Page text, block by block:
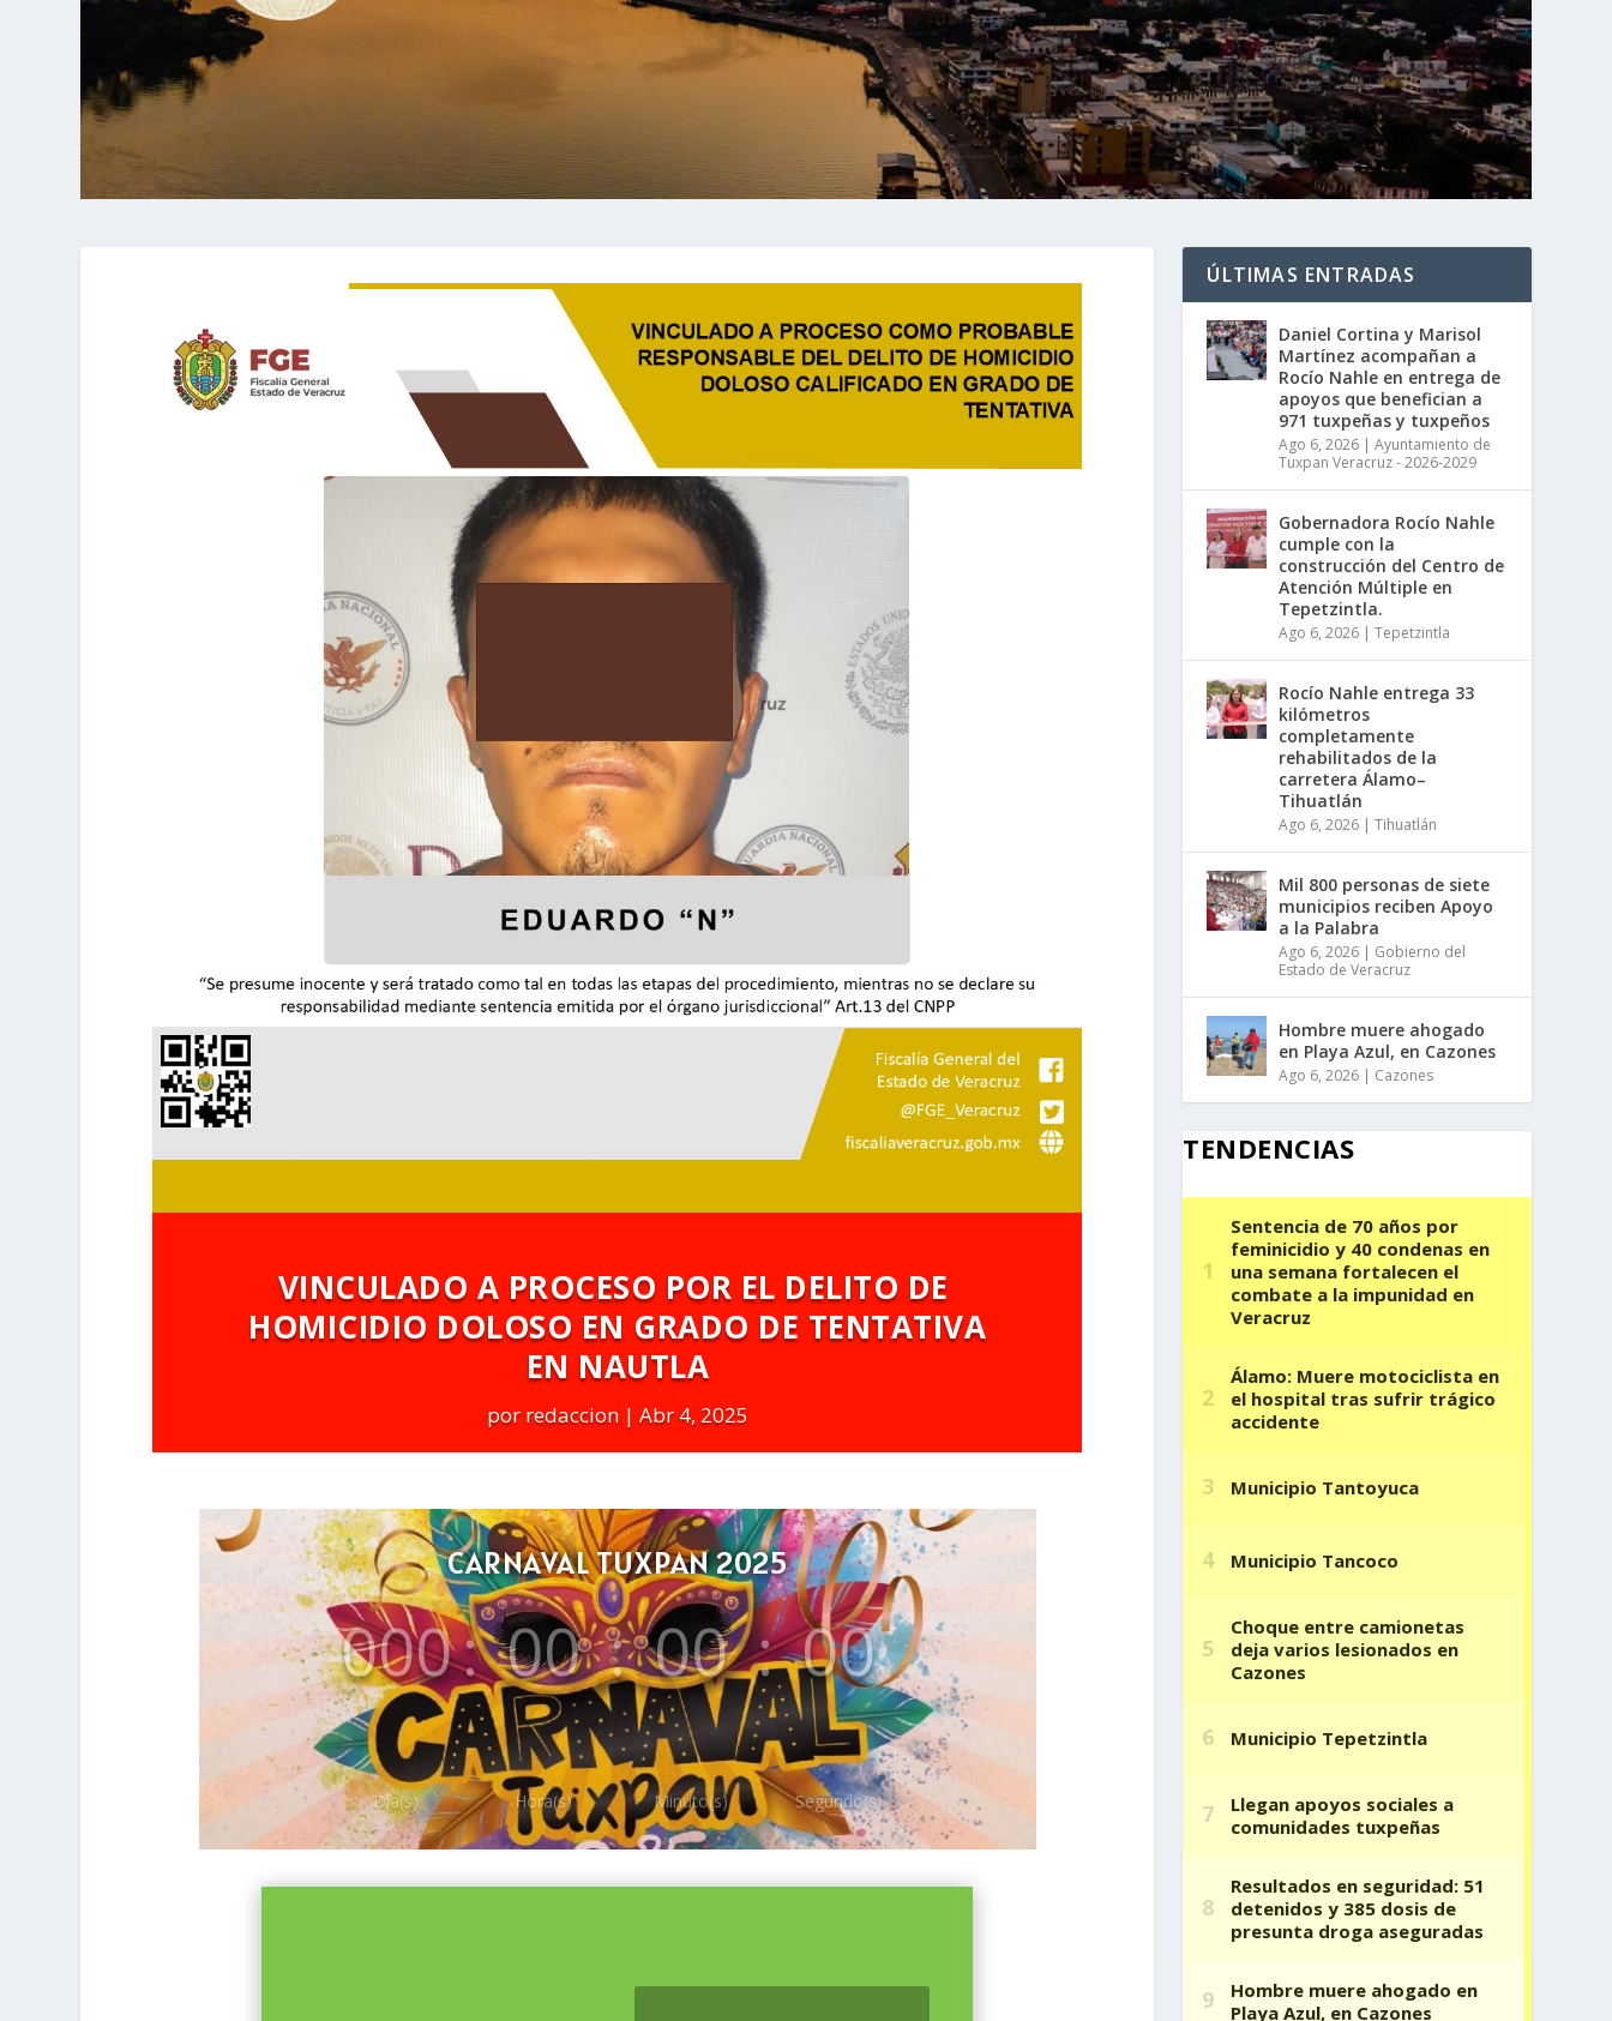
VINCULADO A PROCESO POR EL DELITO DE
HOMICIDIO DOLOSO EN GRADO DE TENTATIVA
EN NAUTLA
por redaccion Abr 4, 2025
CARNAVAL TUXPAN 2025
000
Día(s)
: 00
Hora(s)
: 00
Minuto(s)
: 00
Segundo(s)
ÚLTIMAS ENTRADAS
Daniel Cortina y Marisol
Martínez acompañan a
Rocío Nahle en entrega de
apoyos que benefician a
971 tuxpeñas y tuxpeños
Ago 6, 2026 |Ayuntamiento de
Tuxpan Veracruz - 2026-2029
Gobernadora Rocío Nahle
cumple con la
construcción del Centro de
Atención Múltiple en
Tepetzintla.
Ago 6, 2026 |Tepetzintla
Rocío Nahle entrega 33
kilómetros
completamente
rehabilitados de la
carretera Álamo–
Tihuatlán
Ago 6, 2026 |Tihuatlán
Mil 800 personas de siete
municipios reciben Apoyo
a la Palabra
Ago 6, 2026 | Gobierno del
Estado de Veracruz
Hombre muere ahogado
en Playa Azul, en Cazones
Ago 6, 2026 | Cazones
TENDENCIAS